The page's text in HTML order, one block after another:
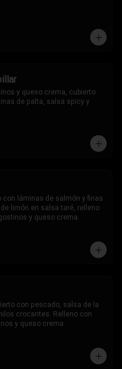
y queso crema, cubierto
de palta, salsa spicy y
con láminas de salmón y finas
limón en salsa taré, relleno
y queso crema.
con pescado, salsa de la
crocantes. Relleno con
y queso crema.